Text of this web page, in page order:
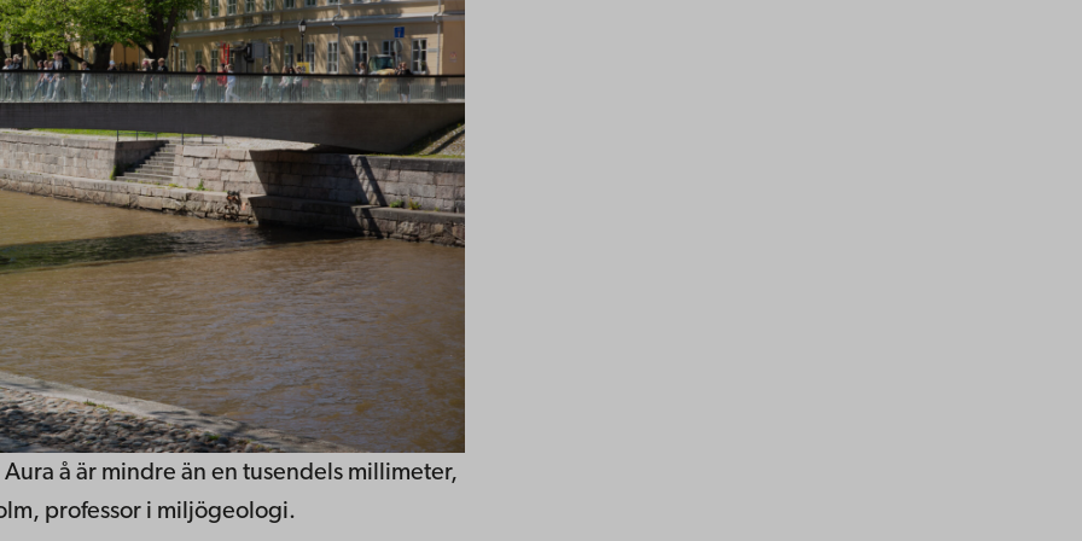
å är mindre än en tusendels millimeter,
professor i miljögeologi.